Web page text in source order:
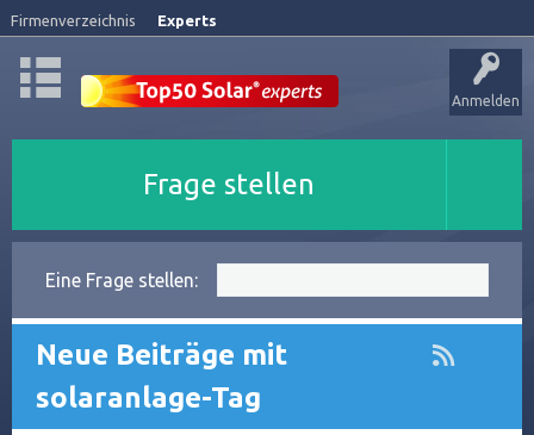
Firmenverzeichnis Experts
Anmelden
Frage stellen
Eine Frage stellen:
Neue Beiträge mit
solaranlage-Tag